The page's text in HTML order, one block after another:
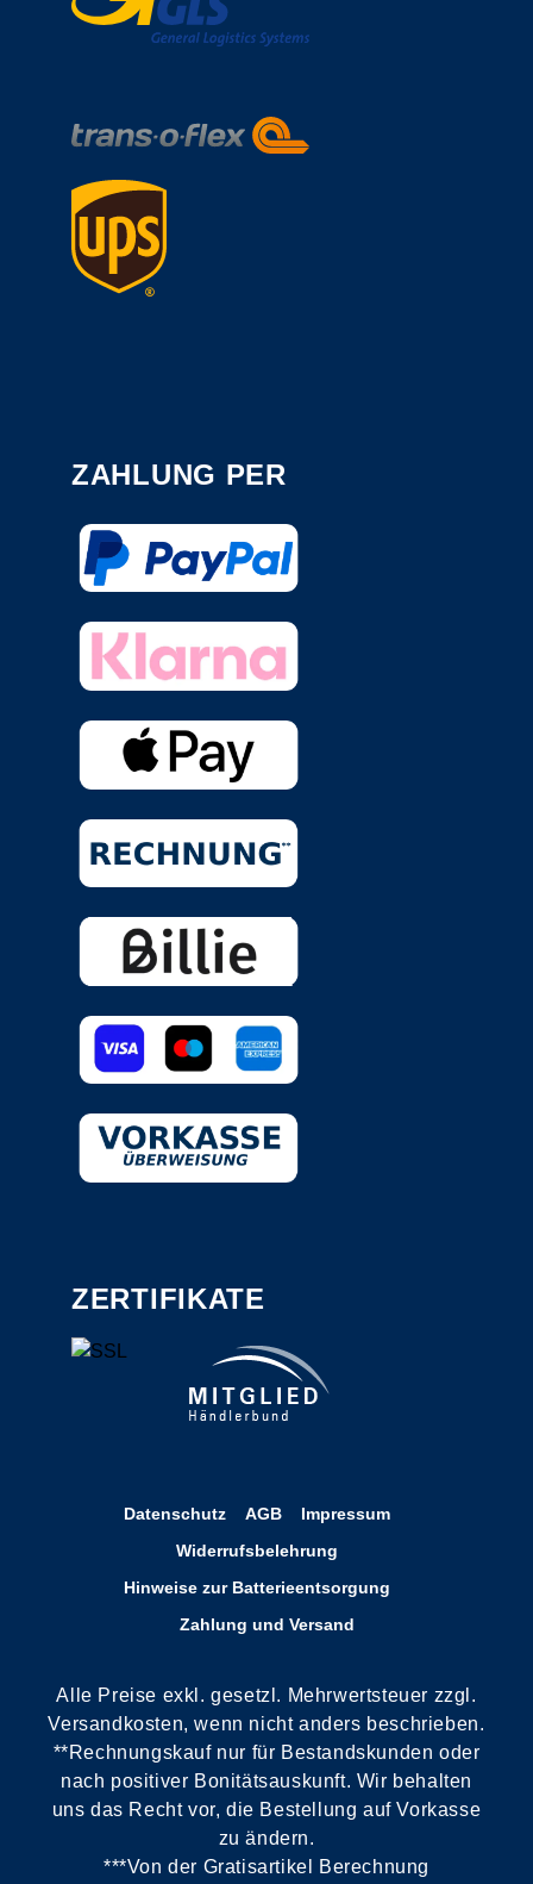
ZAHLUNG PER
ZERTIFIKATE
Datenschutz AGB
Impressum
Widerrufsbelehrung
Hinweise zur Batterieentsorgung
Zahlung und Versand
Alle Preise exkl. gesetzl. Mehrwertsteuer zzgl.
Versandkosten, wenn nicht anders beschrieben.
**Rechnungskauf nur für Bestandskunden oder
nach positiver Bonitätsauskunft. Wir behalten
uns das Recht vor, die Bestellung auf Vorkasse
zu ändern.
***Von der Gratisartikel Berechnung